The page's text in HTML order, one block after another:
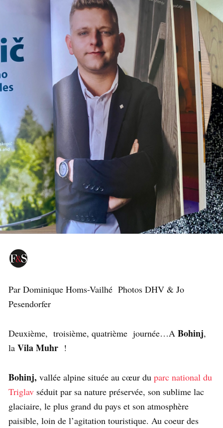
Par Dominique Homs-Vailhé Photos DHV & Jo
Pesendorfer
Deuxième, troisième, quatrième journée…A Bohinj,
la Vila Muhr !
Bohinj, vallée alpine située au cœur du parc national du
Triglav séduit par sa nature préservée, son sublime lac
glaciaire, le plus grand du pays et son atmosphère
paisible, loin de l’agitation touristique. Au coeur des